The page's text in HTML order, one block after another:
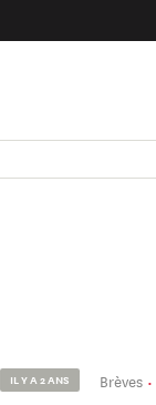
IL Y A 2 ANS Brèves